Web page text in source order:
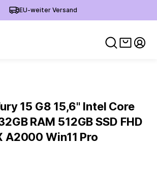
EU-weiter Versand
15 G8 15,6'' Intel Core
RAM 512GB SSD FHD
A2000 Win11 Pro